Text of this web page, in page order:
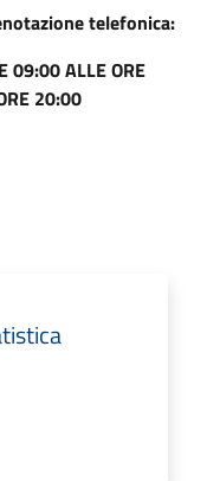
telefonica:
09:00 ALLE ORE
20:00